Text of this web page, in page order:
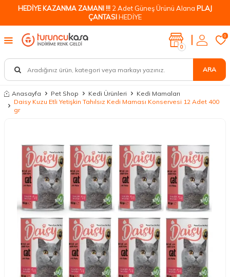
HEDİYE KAZANMA ZAMANI !!! 2 Adet Güneş Ürünü Alana PLAJ
ÇANTASIHEDİYE
ARA
0
0
Anasayfa Pet Shop Kedi Ürünleri
Kedi Mamaları
Daisy Kuzu Etli Yetişkin Tahılsız Kedi Maması Konservesi 12 Adet 400
gr